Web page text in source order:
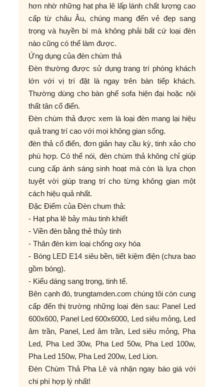
hơn nhờ những hạt pha lê lấp lánh chất lượng cao
cấp từ châu Âu, chúng mang đến vẻ đẹp sang
trọng và huyền bí mà không phải bất cứ loại đèn
nào cũng có thể làm được.
Ứng dụng của đèn chùm thả
Đèn thường được sử dụng trang trí phòng khách
lớn với vị trí đặt là ngay trên bàn tiếp khách.
Thường dùng cho bàn ghế sofa hiện đại hoặc nội
thất tân cổ điển.
Đèn chùm thả được xem là loại đèn mang lại hiệu
quả trang trí cao với mọi không gian sống.
đèn thả cổ điển, đơn giản hay cầu kỳ, tinh xảo cho
phù hợp. Có thể nói, đèn chùm thả không chỉ giúp
cung cấp ánh sáng sinh hoạt mà còn là lựa chọn
tuyệt vời giúp trang trí cho từng không gian một
cách hiệu quả nhất.
Đặc Điểm của Đèn chum thả:
- Hạt pha lê bảy màu tinh khiết
- Viền đèn bằng thẻ thủy tinh
- Thân đèn kim loại chống oxy hóa
- Bóng LED E14 siêu bền, tiết kiệm điện (chưa bao
gồm bóng).
- Kiểu dáng sang trọng, tinh tế.
Bên cạnh đó, trungtamden.com chúng tôi còn cung
cấp đến thị trường những loại đèn sau: Panel Led
600x600, Panel Led 600x6000, Led siêu mỏng, Led
âm trần, Panel, Led âm trần, Led siêu mỏng, Pha
Led, Pha Led 30w, Pha Led 50w, Pha Led 100w,
Pha Led 150w, Pha Led 200w, Led Lion.
Đèn Chùm Thả Pha Lê và nhận ngay báo giá với
chi phí hợp lý nhất!